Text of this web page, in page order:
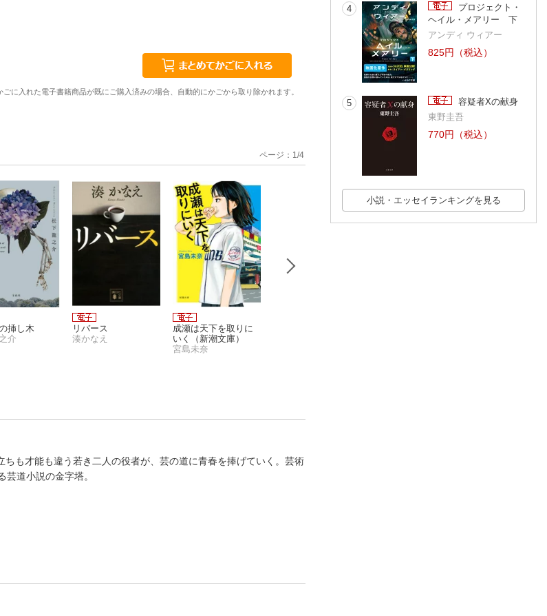
に入れた電子書籍商品が既にご購入済みの場合、自動的にかごから取り除かれます。
挿し木
介
リバース
湊かなえ
成瀬は天下を取りに
いく（新潮文庫）
宮島未奈
ページ： 1/4
も才能も違う若き二人の役者が、芸の道に青春を捧げていく。芸術
道小説の金字塔。
4
プロジェクト・
ヘイル・メアリー 下
アンディ ウィアー
825円（税込）
5
容疑者Xの献身
東野圭吾
770円（税込）
小説・エッセイランキングを見る